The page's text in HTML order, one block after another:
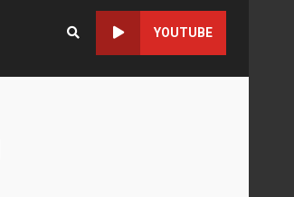
YOUTUBE